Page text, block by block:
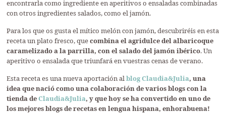
encontrarla como ingrediente en aperitivos o ensaladas combinadas
con otros ingredientes salados, como el jamón.
Para los que os gusta el mítico melón con jamón, descubriréis en esta
receta un plato fresco, quecombina el agridulce del albaricoque
caramelizado a la parrilla, con el salado del jamón ibérico. Un
aperitivo o ensalada que triunfará en vuestras cenas de verano.
Esta receta es una nueva aportación alblog Claudia&Julia, una
idea que nació como una colaboración de varios blogs con la
tienda deClaudia&Julia, y que hoy se ha convertido en uno de
los mejores blogs de recetas en lengua hispana, enhorabuena!